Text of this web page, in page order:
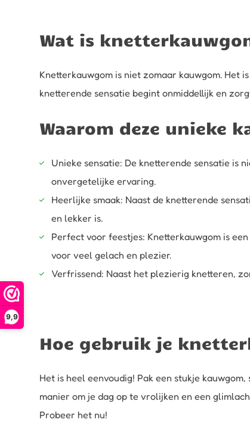
9,9
Wat is
Knetterkauwgom is niet zomaar kauwgom. Het
knetterende sensatie begint onmiddellijk en
Waarom deze unieke
Unieke sensatie: De knetterende sensatie is
onvergetelijke ervaring.
Heerlijke smaak: Naast de knetterende
en lekker is.
Perfect voor feestjes: Knetterkauwgom is
voor veel gelach en plezier.
Verfrissend: Naast het plezierig knetteren,
Hoe gebruik je
Het is heel eenvoudig! Pak een stukje
manier om je dag op te vrolijken en een
Probeer het nu!